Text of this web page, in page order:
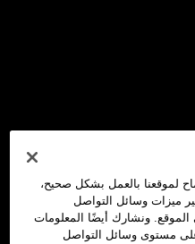
لموقعنا بالعمل بشكل صحيح،
ميزات وسائل التواصل
الموقع. ونشارك أيضًا المعلومات
مستوى وسائل التواصل